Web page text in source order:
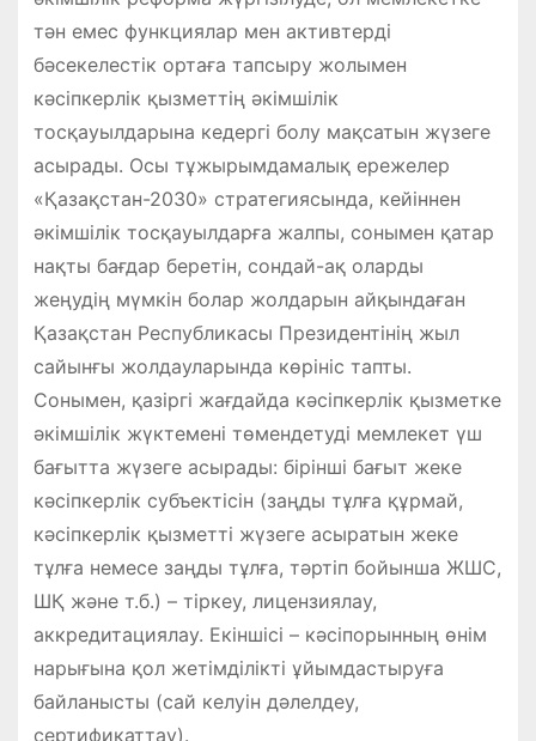
тән емес функциялар мен активтерді
бәсекелестік ортаға тапсыру жолымен
кәсіпкерлік қызметтің әкімшілік
тосқауылдарына кедергі болу мақсатын жүзеге
асырады. Осы тұжырымдамалық ережелер
«Қазақстан-2030» стратегиясында, кейіннен
әкімшілік тосқауылдарға жалпы, сонымен қатар
нақты бағдар беретін, сондай-ақ оларды
жеңудің мүмкін болар жолдарын айқындаған
Қазақстан Республикасы Президентінің жыл
сайынғы жолдауларында көрініс тапты.
Сонымен, қазіргі жағдайда кәсіпкерлік қызметке
әкімшілік жүктемені төмендетуді мемлекет үш
бағытта жүзеге асырады: бірінші бағыт жеке
кәсіпкерлік субъектісін (заңды тұлға құрмай,
кәсіпкерлік қызметті жүзеге асыратын жеке
тұлға немесе заңды тұлға, тәртіп бойынша ЖШС,
ШҚ және т.б.) – тіркеу, лицензиялау,
аккредитациялау. Екіншісі – кәсіпорынның өнім
нарығына қол жетімділікті ұйымдастыруға
байланысты (сай келуін дәлелдеу,
сертификаттау).